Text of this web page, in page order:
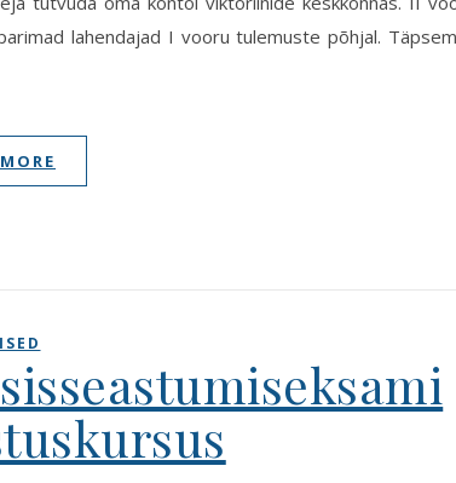
lahendajad I vooru tulemuste põhjal.